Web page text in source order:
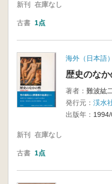
新刊 在庫なし
古書 1点
海外（日本語）
歴史のな
著者： 難波紘
発行元： 渓水
出版年：
新刊 在庫なし
古書 1点